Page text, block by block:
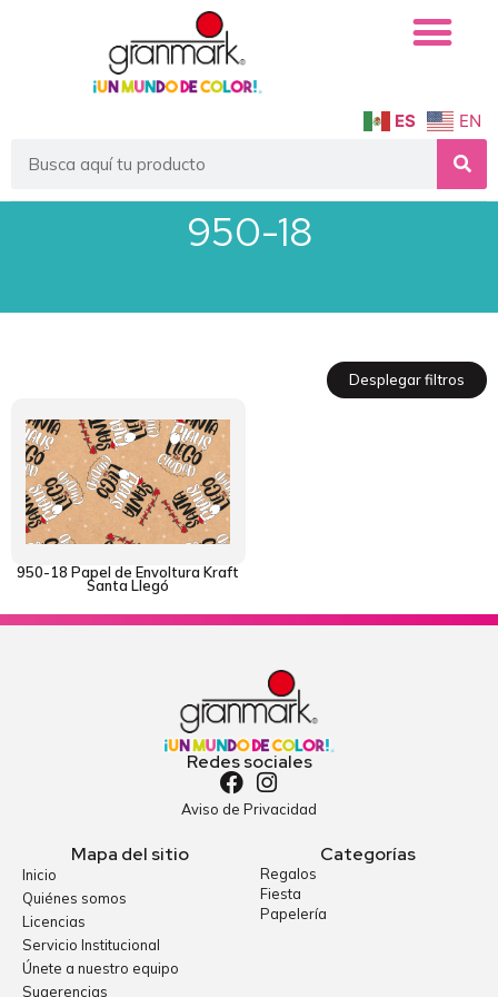
ES EN
950-18
Desplegar filtros
950-18 Papel de Envoltura Kraft
Santa Llegó
Redes sociales
Aviso de Privacidad
Mapa del sitio
Inicio
Quiénes somos
Licencias
Servicio Institucional
Únete a nuestro equipo
Sugerencias
Categorías
Regalos
Fiesta
Papelería